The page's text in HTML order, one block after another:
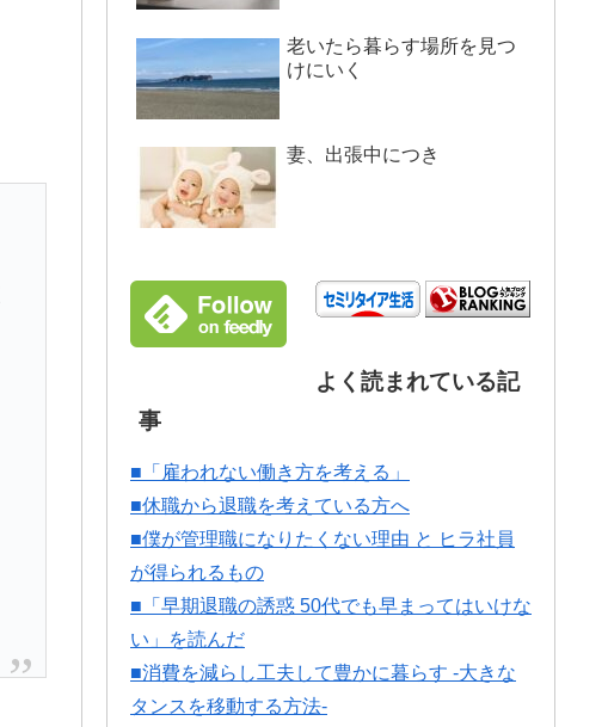
老いたら暮らす場所を見つ
けにいく
妻、出張中につき
よく読まれている記
事
■「雇われない働き方を考える」
■休職から退職を考えている方へ
■僕が管理職になりたくない理由 と ヒラ社員
が得られるもの
■「早期退職の誘惑 50代でも早まってはいけな
い」を読んだ
■消費を減らし工夫して豊かに暮らす -大きな
タンスを移動する方法-